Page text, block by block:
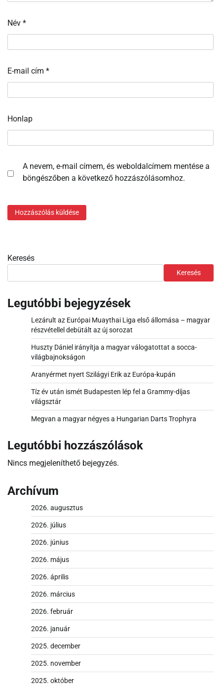
Név *
E-mail cím *
Honlap
A nevem, e-mail címem, és weboldalcímem mentése a
böngészőben a következő hozzászólásomhoz.
Keresés
Keresés
Legutóbbi bejegyzések
Lezárult az Európai Muaythai Liga első állomása – magyar
részvétellel debütált az új sorozat
Huszty Dániel irányítja a magyar válogatottat a socca-
világbajnokságon
Aranyérmet nyert Szilágyi Erik az Európa-kupán
Tíz év után ismét Budapesten lép fel a Grammy-díjas
világsztár
Megvan a magyar négyes a Hungarian Darts Trophyra
Legutóbbi hozzászólások
Nincs megjeleníthető bejegyzés.
Archívum
2026. augusztus
2026. július
2026. június
2026. május
2026. április
2026. március
2026. február
2026. január
2025. december
2025. november
2025. október